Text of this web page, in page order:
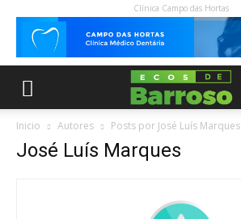
Clínica Campo das Hortas
Inicio Autores Posts por José Luís Marques
José Luís Marques